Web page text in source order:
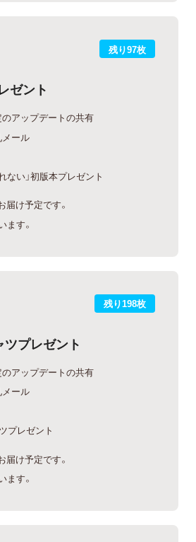
残り97枚
ゼント
アップデートの共有
ール
ない」初版本プレゼント
届け予定です。
ます。
残り198枚
プレゼント
アップデートの共有
ール
プレゼント
届け予定です。
ます。